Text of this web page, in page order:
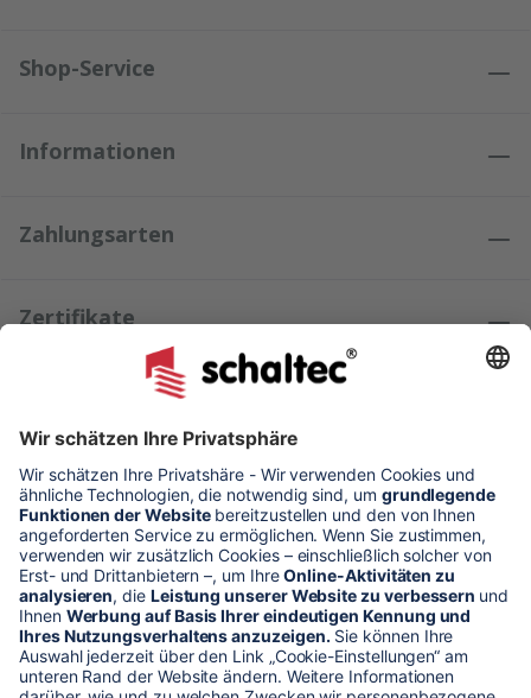
Shop-Service
Informationen
Zahlungsarten
Zertifikate
Kundenmeinungen
* Alle Preise verstehen sich zzgl. Mehrwertsteuer und Versandkosten